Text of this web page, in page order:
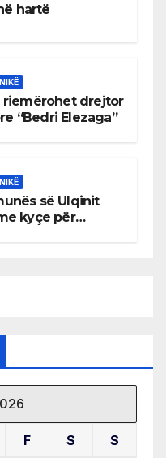
hartë
riemërohet drejtor
“Bedri Elezaga”
së Ulqinit
kyçe për
F S S